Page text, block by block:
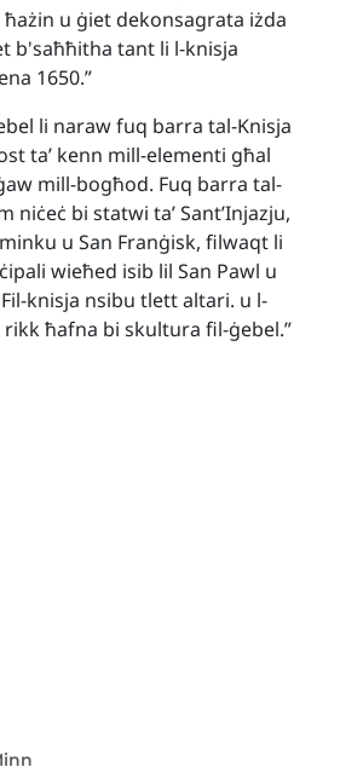
u ġiet dekonsagrata iżda
b'saħħitha tant li l-knisja
1650.”
li naraw fuq barra tal-Knisja
ta’ kenn mill-elementi għal
mill-bogħod. Fuq barra tal-
niċeċ bi statwi ta’ Sant’Injazju,
u San Franġisk, filwaqt li
wieħed isib lil San Pawl u
knisja nsibu tlett altari. u l-
ħafna bi skultura fil-ġebel.”